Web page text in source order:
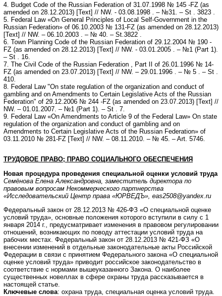
4. Budget Code of the Russian Federation of 31.07.1998 № 145 -FZ (as
amended on 28.12.2013) [Text] // NW. - 03.08.1998 . – №31. – St . 3823 .
5. Federal Law «On General Principles of Local Self-Government in the
Russian Federation» of 06.10.2003 № 131-FZ (as amended on 28.12.2013)
[Text] // NW. – 06.10.2003 . – № 40. – St.3822 .
6. Town Planning Code of the Russian Federation of 29.12.2004 № 190 -
FZ (as amended on 28.12.2013) [Text] // NW. - 03.01.2005 . – №1 (Part 1).
– St . 16.
7. The Civil Code of the Russian Federation , Part II of 26.01.1996 № 14-
FZ (as amended on 23.07.2013) [Text] // NW. – 29.01.1996 . – № 5 . – St .
410.
8. Federal Law "On state regulation of the organization and conduct of
gambling and on Amendments to Certain Legislative Acts of the Russian
Federation" of 29.12.2006 № 244 -FZ (as amended on 23.07.2013) [Text] //
NW. – 01.01.2007. – №1 (Part 1). – St . 7.
9. Federal Law «On Amendments to Article 9 of the Federal Law» On state
regulation of the organization and conduct of gambling and on
Amendments to Certain Legislative Acts of the Russian Federation» of
03.11.2010 № 281-FZ [Text] // NW. – 08.11.2010. – № 45. – Art. 5746.
ТРУДОВОЕ ПРАВО; ПРАВО СОЦИАЛЬНОГО ОБЕСПЕЧЕНИЯ
Новая процедура проведения специальной оценки условий труда
Семёнова Елена Александровна, заместитель директора по
правовым вопросам Некоммерческого партнерства
«Исследовательский Центр права «ЮРВЕДЪ», eas2508@yandex.ru
Федеральный закон от 28.12.2013 № 426-ФЗ «О специальной оценке
условий труда», основные положения которого вступили в силу с 1
января 2014 г., предусматривает изменения в правовом регулировании
отношений, возникающих по поводу аттестации условий труда на
рабочих местах. Федеральный закон от 28.12.2013 № 421-ФЗ «О
внесении изменений в отдельные законодательные акты Российской
Федерации в связи с принятием Федерального закона «О специальной
оценке условий труда» приводит российское законодательство в
соответствие с нормами вышеуказанного Закона. О наиболее
существенных новеллах в сфере охраны труда рассказывается в
настоящей статье.
Ключевые слова: охрана труда, специальная оценка условий труда.